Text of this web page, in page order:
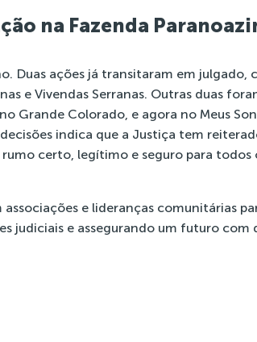
na Fazenda
Duas ações já transitaram em julgado,
e Vivendas Serranas. Outras duas
Grande Colorado, e agora no Meus
indica que a Justiça tem
certo, legítimo e seguro para todos
e lideranças comunitárias
judiciais e assegurando um futuro com